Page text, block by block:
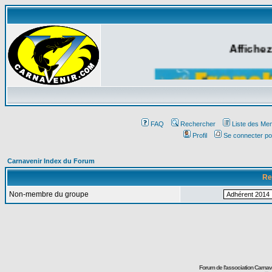
FAQ Rechercher
Liste des
Profil
Se connecter
Carnavenir Index du Forum
Non-membre du groupe
Forum de l'association